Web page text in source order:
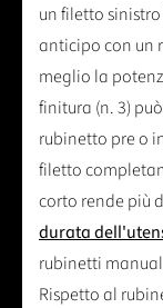
un filetto
anticipo con un
meglio la
finitura (n. 3)
rubinetto pre o
filetto
corto rende più
durata
rubinetti
Rispetto al